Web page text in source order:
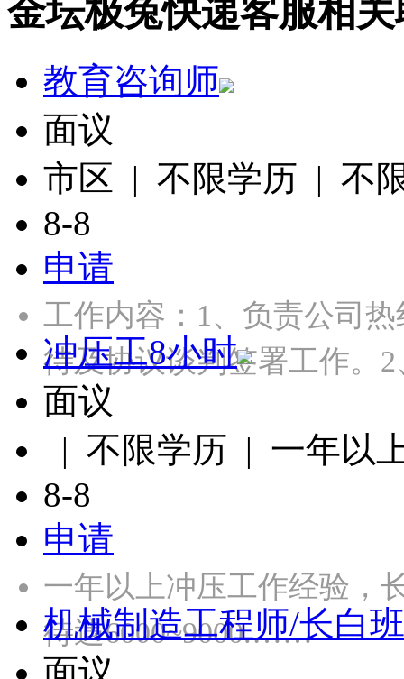
金坛极兔快递客服相
教育咨询师
面议
市区 | 不限学历 | 不
8-8
申请
工作内容：1、负责公司
待及协议谈判签署工作
冲压工8小时
面议
| 不限学历 | 一年以
8-8
申请
一年以上冲压工作经验，
待遇6000~9000.……
机械制造工程师/长白班